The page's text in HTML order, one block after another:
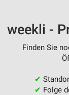
weekli -
Finden Sie
✔
✔ Folge